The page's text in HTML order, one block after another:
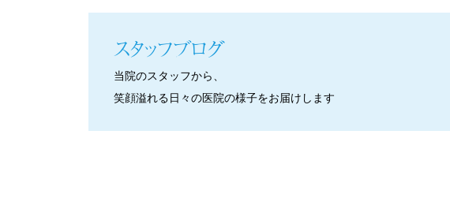
スタッフブログ
当院のスタッフから、
笑顔溢れる日々の医院の様子をお届けします